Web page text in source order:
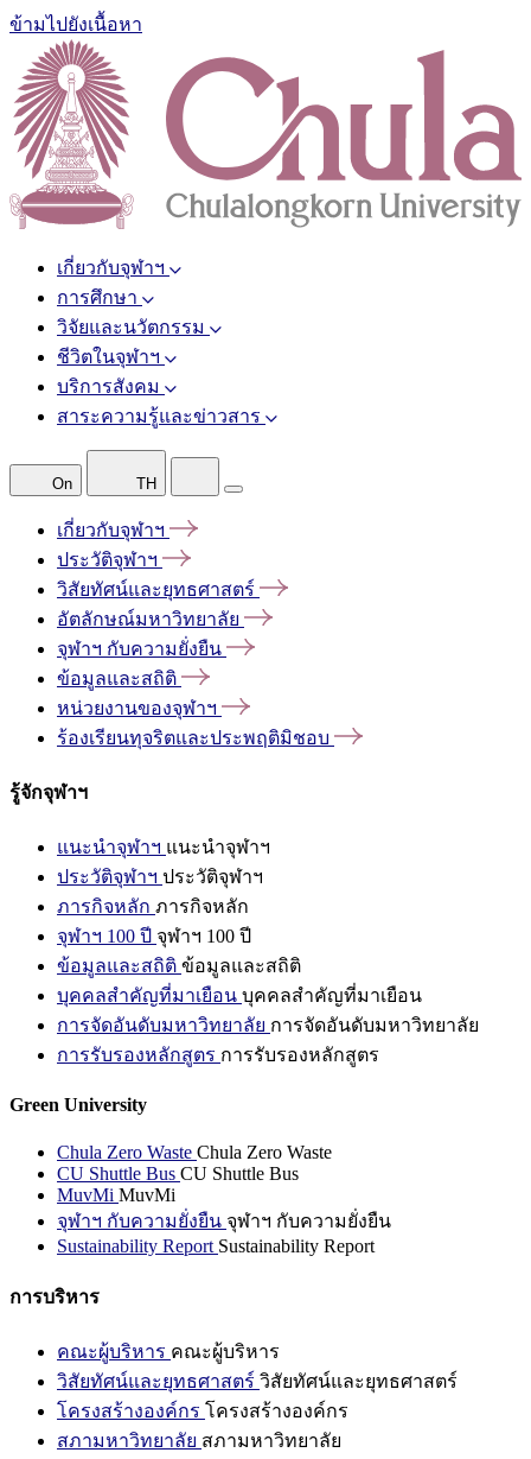
ข้ามไปยังเนื้อหา
เกี่ยวกับจุฬาฯ
การศึกษา
วิจัยและนวัตกรรม
ชีวิตในจุฬาฯ
บริการสังคม
สาระความรู้และข่าวสาร
On TH
เกี่ยวกับจุฬาฯ
ประวัติจุฬาฯ
วิสัยทัศน์และยุทธศาสตร์
อัตลักษณ์มหาวิทยาลัย
จุฬาฯ กับความยั่งยืน
ข้อมูลและสถิติ
หน่วยงานของจุฬาฯ
ร้องเรียนทุจริตและประพฤติมิชอบ
รู้จักจุฬาฯ
แนะนำจุฬาฯ แนะนำจุฬาฯ
ประวัติจุฬาฯ ประวัติจุฬาฯ
ภารกิจหลัก ภารกิจหลัก
จุฬาฯ 100 ปี จุฬาฯ 100 ปี
ข้อมูลและสถิติ ข้อมูลและสถิติ
บุคคลสำคัญที่มาเยือน บุคคลสำคัญที่มาเยือน
การจัดอันดับมหาวิทยาลัย การจัดอันดับมหาวิทยาลัย
การรับรองหลักสูตร การรับรองหลักสูตร
Green University
Chula Zero Waste Chula Zero Waste
CU Shuttle Bus CU Shuttle Bus
MuvMi MuvMi
จุฬาฯ กับความยั่งยืน จุฬาฯ กับความยั่งยืน
Sustainability Report Sustainability Report
การบริหาร
คณะผู้บริหาร คณะผู้บริหาร
วิสัยทัศน์และยุทธศาสตร์ วิสัยทัศน์และยุทธศาสตร์
โครงสร้างองค์กร โครงสร้างองค์กร
สภามหาวิทยาลัย สภามหาวิทยาลัย